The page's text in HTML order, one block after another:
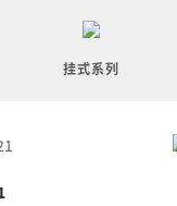
挂式系列